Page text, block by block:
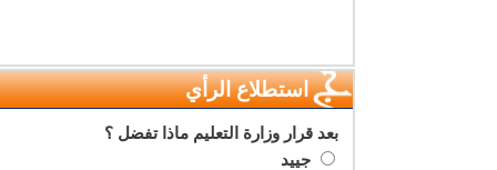
استطلاع الرأي
بعد قرار وزارة التعليم ماذا تفضل ؟
جييد